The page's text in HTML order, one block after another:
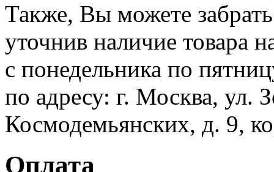
Также, Вы можете
уточнив наличие товара
с понедельника по
по адресу: г. Москва, ул.
Космодемьянских, д. 9,
Оплата